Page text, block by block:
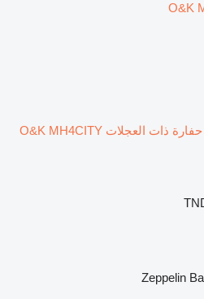
حفارة ذات العجلات O&K MH4CITY
Zeppelin